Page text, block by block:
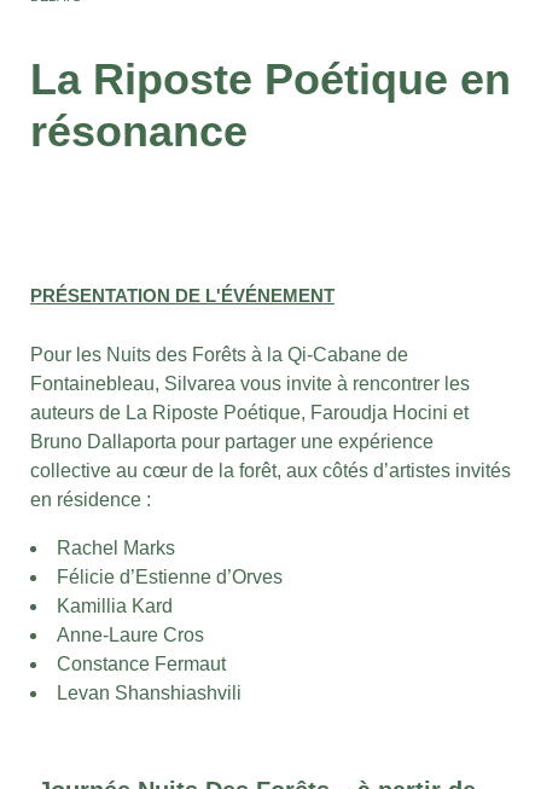
La Riposte Poétique en
résonance
PRÉSENTATION DE L'ÉVÉNEMENT
Pour les Nuits des Forêts à la Qi-Cabane de
Fontainebleau, Silvarea vous invite à rencontrer les
auteurs de La Riposte Poétique, Faroudja Hocini et
Bruno Dallaporta pour partager une expérience
collective au cœur de la forêt, aux côtés d’artistes invités
en résidence :
Rachel Marks
Félicie d’Estienne d’Orves
Kamillia Kard
Anne-Laure Cros
Constance Fermaut
Levan Shanshiashvili